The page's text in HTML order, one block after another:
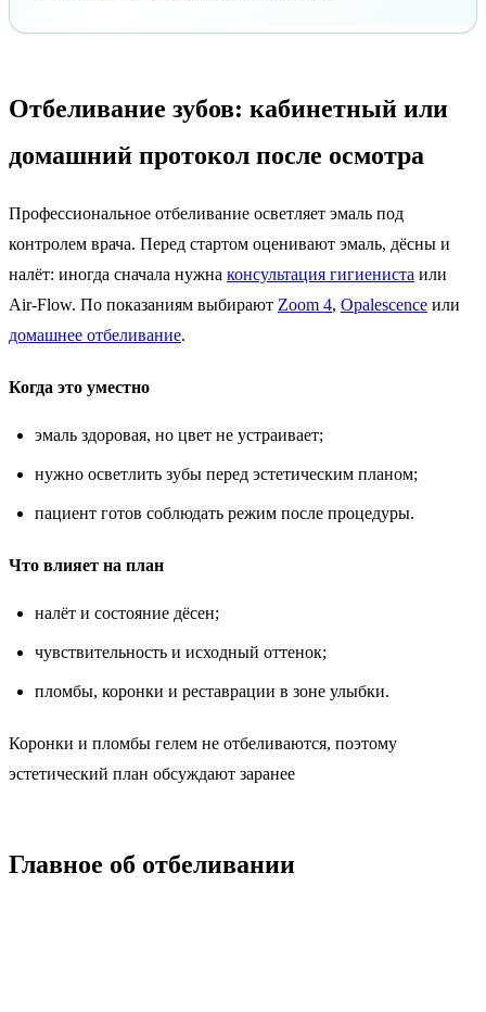
Отбеливание зубов: кабинетный или
домашний протокол после осмотра
Профессиональное отбеливание осветляет эмаль под
контролем врача. Перед стартом оценивают эмаль, дёсны и
налёт: иногда сначала нужна консультация гигиениста или
Air-Flow. По показаниям выбирают Zoom 4, Opalescence или
домашнее отбеливание.
Когда это уместно
эмаль здоровая, но цвет не устраивает;
нужно осветлить зубы перед эстетическим планом;
пациент готов соблюдать режим после процедуры.
Что влияет на план
налёт и состояние дёсен;
чувствительность и исходный оттенок;
пломбы, коронки и реставрации в зоне улыбки.
Коронки и пломбы гелем не отбеливаются, поэтому
эстетический план обсуждают заранее
Главное об отбеливании